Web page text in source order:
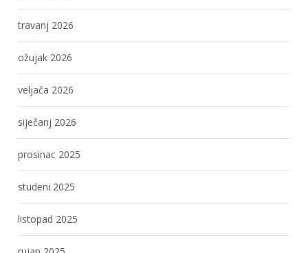
travanj 2026
ožujak 2026
veljača 2026
siječanj 2026
prosinac 2025
studeni 2025
listopad 2025